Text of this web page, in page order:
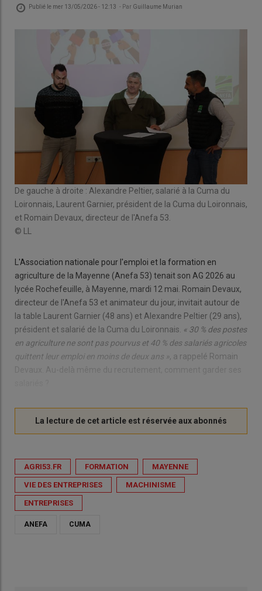
Publié le mer 13/05/2026 - 12:13 - Par Guillaume Murian
De gauche à droite : Alexandre Peltier, salarié à la Cuma du
Loironnais, Laurent Garnier, président de la Cuma du Loironnais,
et Romain Devaux, directeur de l'Anefa 53.
© LL
L'Association nationale pour l'emploi et la formation en
agriculture de la Mayenne (Anefa 53) tenait son AG 2026 au
lycée Rochefeuille, à Mayenne, mardi 12 mai. Romain Devaux,
directeur de l'Anefa 53 et animateur du jour, invitait autour de
la table Laurent Garnier (48 ans) et Alexandre Peltier (29 ans),
président et salarié de la Cuma du Loironnais. « 30 % des postes
en agriculture ne sont pas pourvus et 40 % des salariés agricoles
quittent leur emploi en moins de deux ans », a rappelé Romain
Devaux. Au-delà même du recrutement, comment garder ses
AGRI53.FR FORMATION MAYENNE
VIE DES ENTREPRISES MACHINISME
ENTREPRISES
ANEFA CUMA